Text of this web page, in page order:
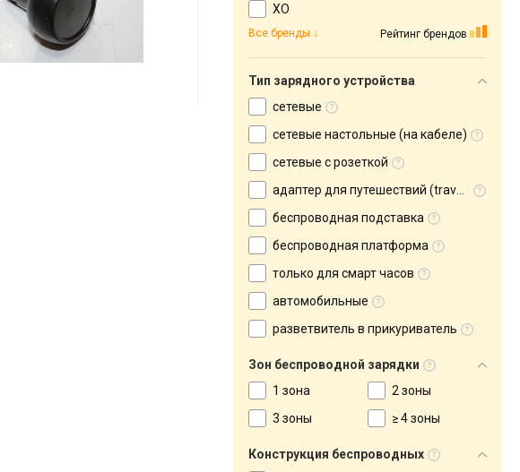
XO
Рейтинг брендов
Все бренды
Тип зарядного устройства
сетевые
сетевые настольные (на кабеле)
сетевые с розеткой
адаптер для путешествий (travel adapter)
беспроводная подставка
беспроводная платформа
только для смарт часов
автомобильные
разветвитель в прикуриватель
Зон беспроводной зарядки
1 зона
2 зоны
3 зоны
≥ 4 зоны
Конструкция беспроводных